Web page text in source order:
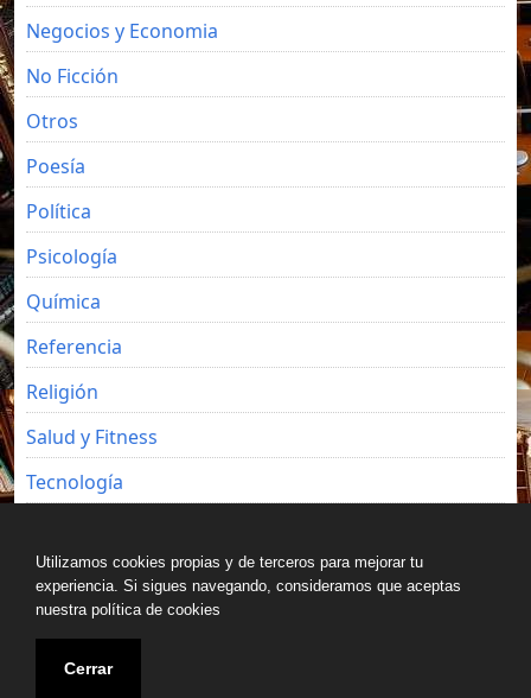
Negocios y Economia
No Ficción
Otros
Poesía
Política
Psicología
Química
Referencia
Religión
Salud y Fitness
Tecnología
Utilizamos cookies propias y de terceros para mejorar tu
experiencia. Si sigues navegando, consideramos que aceptas
nuestra política de cookies
Cerrar